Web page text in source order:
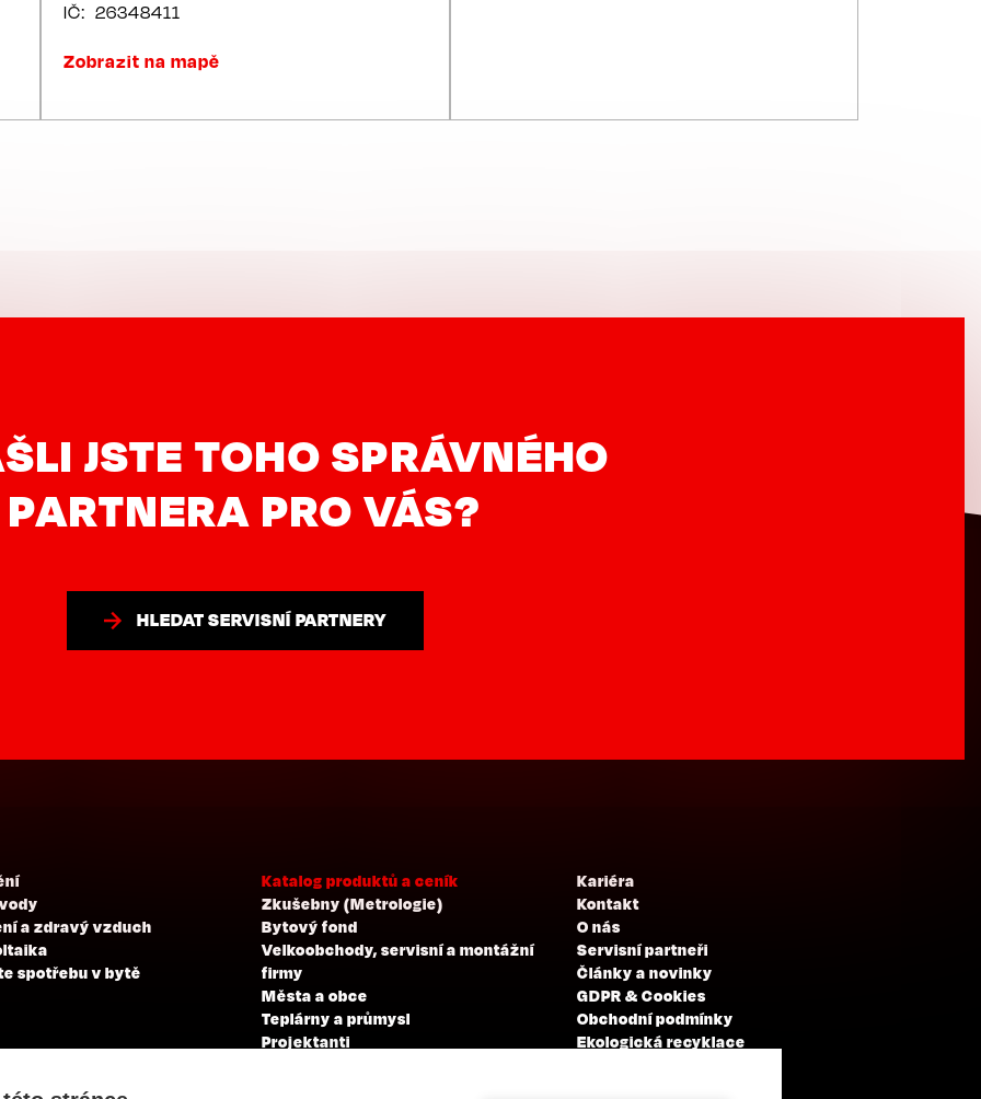
IČ 26348411
Zobrazit na mapě
JSTE TOHO SPRÁVNÉHO
PARTNERA PRO VÁS?
HLEDAT SERVISNÍ PARTNERY
a zdravý vzduch
spotřebu v bytě
Katalog produktů a ceník
Zkušebny (Metrologie)
Bytový fond
Velkoobchody, servisní a montážní
firmy
Města a obce
Teplárny a průmysl
Projektanti
Kariéra
Kontakt
O nás
Servisní partneři
Články a novinky
GDPR & Cookies
Obchodní podmínky
Ekologická recyklace